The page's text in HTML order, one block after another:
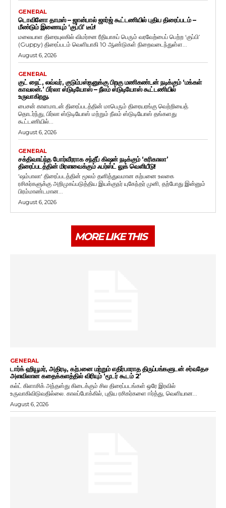
GENERAL
டொவினோ தாமஸ் – ஜான்பால் ஜார்ஜ் கூட்டணியில் புதிய திரைப்படம் –
மீண்டும் இணையும் ‘குப்பி’ டீம்!
மலையாள திரையுலகில் விமர்சன ரீதியாகப் பெரும் வரவேற்பைப் பெற்ற ‘குப்பி’
(Guppy) திரைப்படம் வெளியாகி 10 ஆண்டுகள் நிறைவடைந்துள்ள...
August 6, 2026
GENERAL
குட் நைட், லவ்வர், குடும்பஸ்தனுக்கு பிறகு மணிகண்டன் நடிக்கும் ‘மக்கள்
காவலன்.’ பிர்லா ஸ்டுடியோஸ் – நீலம் ஸ்டுடியோஸ் கூட்டணியில்
உருவாகிறது.
பைசன் காளமாடன் திரைப்படத்தின் மாபெரும் திரையரங்கு வெற்றியைத்
தொடர்ந்து, பிர்லா ஸ்டுடியோஸ் மற்றும் நீலம் ஸ்டுடியோஸ் தங்களது
கூட்டணியில்...
August 6, 2026
GENERAL
சக்திவாய்ந்த போர்வீரராக சந்தீப் கிஷன் நடிக்கும் ‘கரிகாலா’
திரைப்படத்தின் மிரளவைக்கும் ஃபர்ஸ்ட் லுக் வெளியீடு!
'ஷம்பாலா' திரைப்படத்தின் மூலம் தனித்துவமான கற்பனை உலகை
ரசிகர்களுக்கு அறிமுகப்படுத்திய இயக்குநர் யுகேந்தர் முனி, தற்போது இன்னும்
பிரம்மாண்டமான...
August 6, 2026
MORE LIKE THIS
GENERAL
டார்க் ஹியூமர், அதிரடி, கற்பனை மற்றும் எதிர்பாராத திருப்பங்களுடன் சர்வதேச
அளவிலான கதைக்களத்தில் விரியும் ‘மூடர் கூடம் 2’
கல்ட் கிளாசிக் அந்தஸ்து கிடைக்கும் சில திரைப்படங்கள் ஒரே இரவில்
உருவாகிவிடுவதில்லை. காலப்போக்கில், புதிய ரசிகர்களை ஈர்த்து, வெளியான...
August 6, 2026